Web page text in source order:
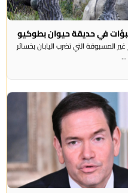
التي تضرب اليابان بخسائر